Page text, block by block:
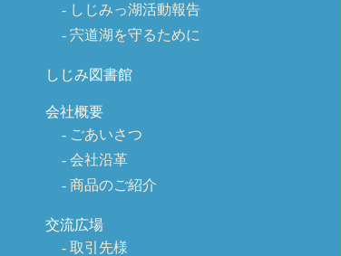
しじみっ湖活動報告
宍道湖を守るために
しじみ図書館
会社概要
ごあいさつ
会社沿革
商品のご紹介
交流広場
取引先様